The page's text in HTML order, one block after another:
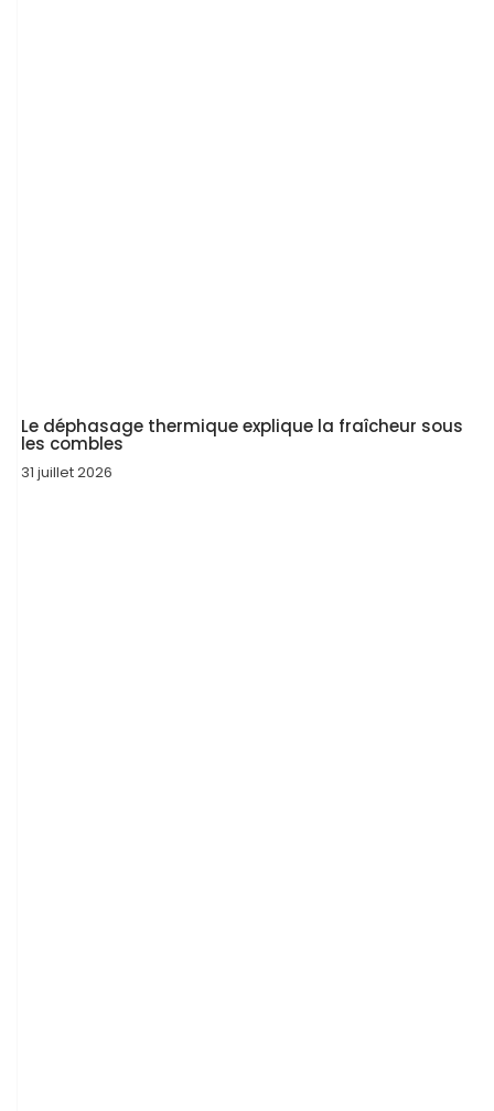
Le déphasage thermique explique la fraîcheur sous
les combles
31 juillet 2026